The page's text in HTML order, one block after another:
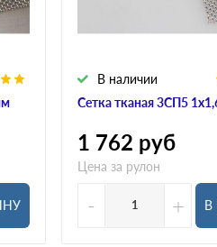
Сетка тканая 3СП5
В наличии
1 762 руб
Цена за рулон
- + В